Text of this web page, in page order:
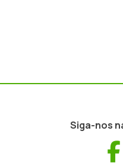
Siga-nos